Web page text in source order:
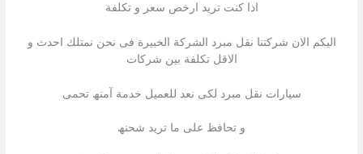
اذا كنت ترید ارخص سعر و تكلفة
الیكم الان شركتنا نقل مبرد الشركة الخبیرة فى نحن نمتلك احدث و
الاقل تكلفة بین شركات
سیارات نقل مبرد لكى نعد للعمیل خدمة آمنھ تحمى
و تحافظ على ما ترید شحنھ